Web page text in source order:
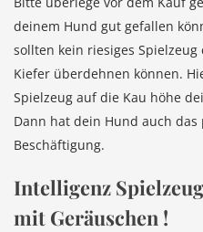
deinem Hund gut gefallen
sollten kein riesiges
Kiefer überdehnen können.
Spielzeug auf die Kau höhe
Dann hat dein Hund auch
Beschäftigung.
Intelligenz
mit Geräuschen !